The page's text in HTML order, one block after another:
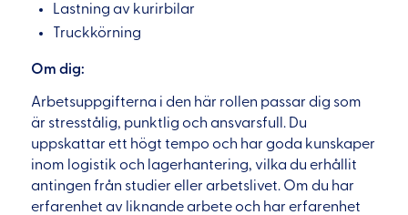
Lastning av kurirbilar
Truckkörning
Om dig:
Arbetsuppgifterna i den här rollen passar dig som
är stresstålig, punktlig och ansvarsfull. Du
uppskattar ett högt tempo och har goda kunskaper
inom logistik och lagerhantering, vilka du erhållit
antingen från studier eller arbetslivet. Om du har
erfarenhet av liknande arbete och har erfarenhet